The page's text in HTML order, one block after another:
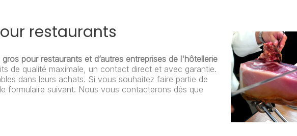
restaurants
pour restaurants et d’autres entreprises de l'hôtellerie
de qualité maximale, un contact direct et avec garantie.
dans leurs achats. Si vous souhaitez faire partie de
formulaire suivant. Nous vous contacterons dès que